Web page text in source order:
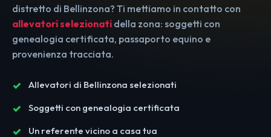
distretto di Bellinzona? Ti mettiamo in contatto con
allevatori selezionati della zona: soggetti con
genealogia certificata, passaporto equino e
provenienza tracciata.
Allevatori di Bellinzona selezionati
Soggetti con genealogia certificata
Un referente vicino a casa tua